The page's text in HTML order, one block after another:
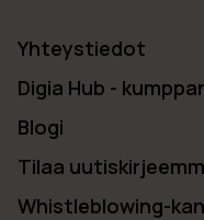
Yhteystiedot
Digia Hub -
Blogi
Tilaa
Whistleblowing-